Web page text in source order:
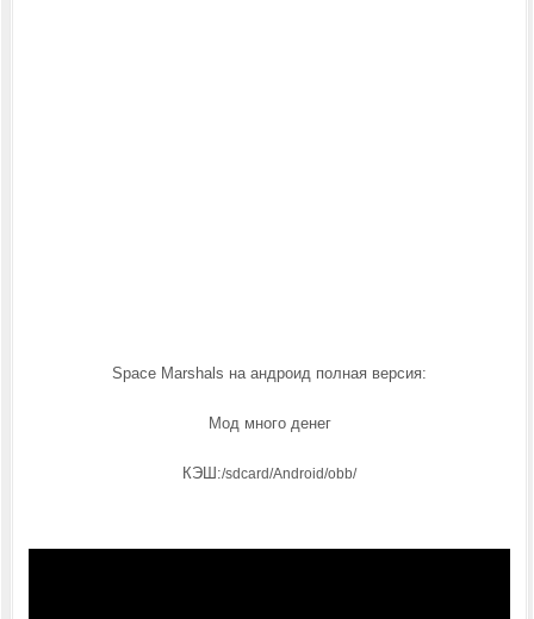
Space Marshals на андроид полная версия:
Мод много денег
КЭШ:/sdcard/Android/obb/